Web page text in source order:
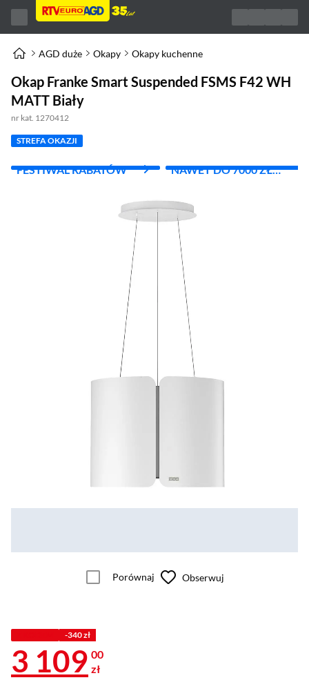
AGD duże Okapy Okapy kuchenne
Okap Franke Smart Suspended FSMS F42 WH
MATT Biały
nr kat. 1270412
STREFA OKAZJI
FESTIWAL RABATÓW
NAWET DO 7000 ZŁ
Porównaj Obserwuj
-340 zł
3 109 00
zł